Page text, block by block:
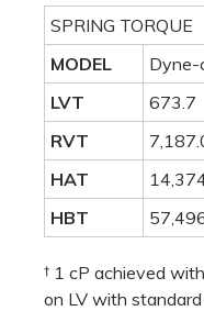
SPRING TORQUE
MODEL
Dyne-
LVT
673.7
RVT
HAT
HBT
† 1 cP achieved
on LV with standard